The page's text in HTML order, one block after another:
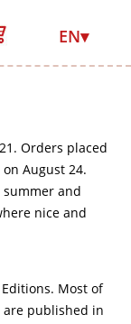
EN▾
Orders placed
August 24.
and
nice and
Most of
are published in